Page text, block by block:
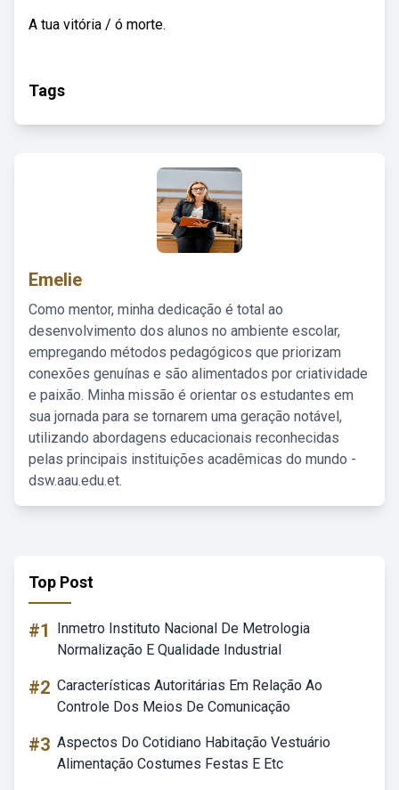
A tua vitória / ó morte.
Tags
Emelie
Como mentor, minha dedicação é total ao
desenvolvimento dos alunos no ambiente escolar,
empregando métodos pedagógicos que priorizam
conexões genuínas e são alimentados por criatividade
e paixão. Minha missão é orientar os estudantes em
sua jornada para se tornarem uma geração notável,
utilizando abordagens educacionais reconhecidas
pelas principais instituições acadêmicas do mundo -
dsw.aau.edu.et.
Top Post
#1
Inmetro Instituto Nacional De Metrologia
Normalização E Qualidade Industrial
#2 Características Autoritárias Em Relação Ao
Controle Dos Meios De Comunicação
#3 Aspectos Do Cotidiano Habitação Vestuário
Alimentação Costumes Festas E Etc